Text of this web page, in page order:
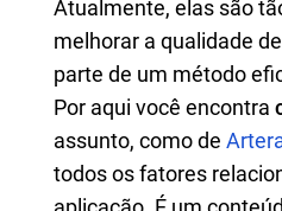
Atualmente, elas são
melhorar a qualidade
parte de um método
Por aqui você encontra
assunto, como de
todos os fatores